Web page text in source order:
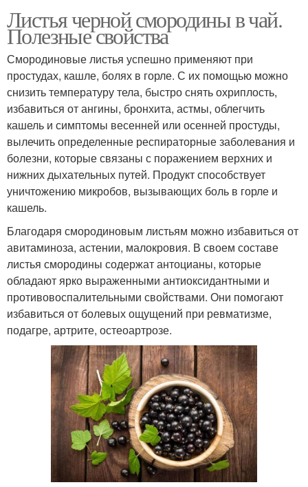
Листья черной смородины в чай.
Полезные свойства
Смородиновые листья успешно применяют при
простудах, кашле, болях в горле. С их помощью можно
снизить температуру тела, быстро снять охриплость,
избавиться от ангины, бронхита, астмы, облегчить
кашель и симптомы весенней или осенней простуды,
вылечить определенные респираторные заболевания и
болезни, которые связаны с поражением верхних и
нижних дыхательных путей. Продукт способствует
уничтожению микробов, вызывающих боль в горле и
кашель.
Благодаря смородиновым листьям можно избавиться от
авитаминоза, астении, малокровия. В своем составе
листья смородины содержат антоцианы, которые
обладают ярко выраженными антиоксидантными и
противовоспалительными свойствами. Они помогают
избавиться от болевых ощущений при ревматизме,
подагре, артрите, остеоартрозе.